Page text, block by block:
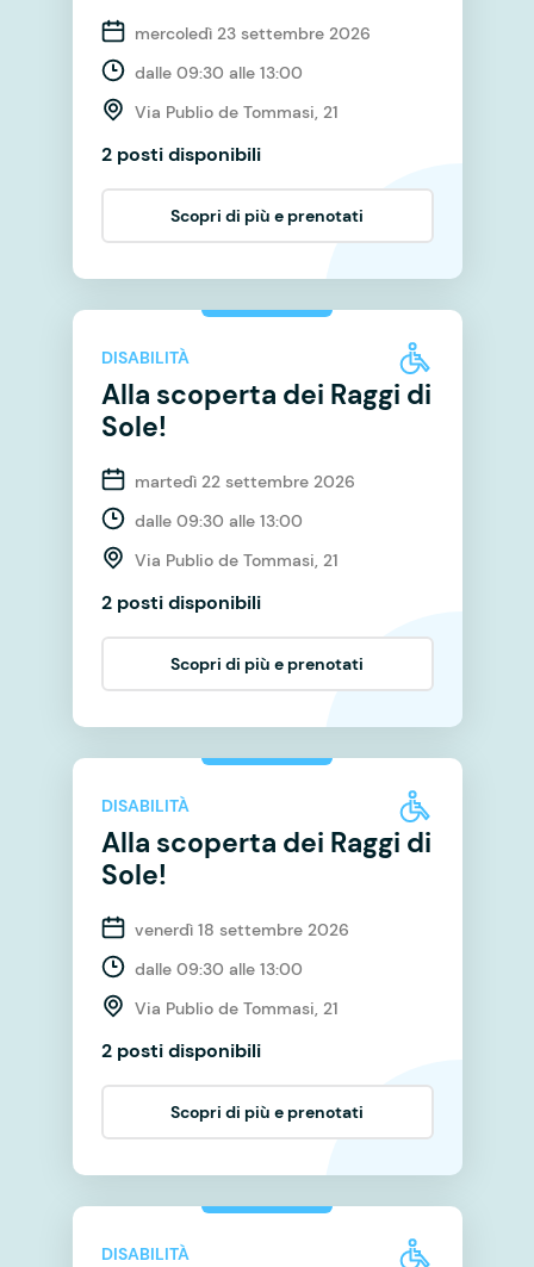
mercoledì 23 settembre 2026
dalle 09:30 alle 13:00
Via Publio de Tommasi, 21
2 posti disponibili
Scopri di più e prenotati
DISABILITÀ
Alla scoperta dei Raggi di
Sole!
martedì 22 settembre 2026
dalle 09:30 alle 13:00
Via Publio de Tommasi, 21
2 posti disponibili
Scopri di più e prenotati
DISABILITÀ
Alla scoperta dei Raggi di
Sole!
venerdì 18 settembre 2026
dalle 09:30 alle 13:00
Via Publio de Tommasi, 21
2 posti disponibili
Scopri di più e prenotati
DISABILITÀ